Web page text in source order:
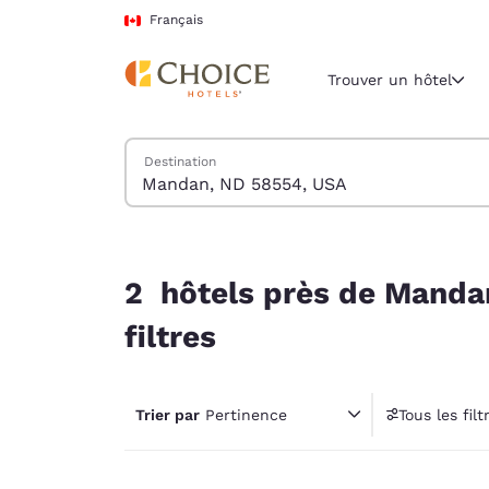
Passer à Contenu Principal
Français
Région et
Amériques
América
Trouver un hôtel
Trouver des hôtels
Destination
2 hôtels près de
filtres
Trier par Pertinence Tous les
1